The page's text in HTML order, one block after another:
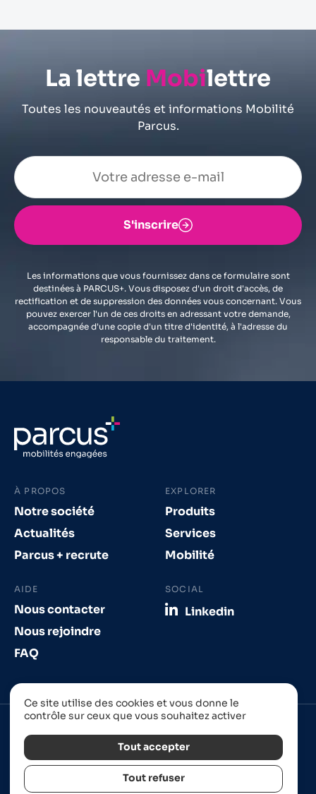
La lettre Mobilettre
Toutes les nouveautés et informations Mobilité
Parcus.
S'inscrire
Les informations que vous fournissez dans ce formulaire sont
destinées à PARCUS+. Vous disposez d'un droit d'accès, de
rectification et de suppression des données vous concernant. Vous
pouvez exercer l'un de ces droits en adressant votre demande,
accompagnée d'une copie d'un titre d'identité, à l'adresse du
responsable du traitement.
À PROPOS
Notre société
Actualités
Parcus + recrute
EXPLORER
Produits
Services
Mobilité
AIDE
Nous contacter
Nous rejoindre
FAQ
SOCIAL
Linkedin
Site réalisé à Strasbourg par
Ce site utilise des cookies et vous donne le
contrôle sur ceux que vous souhaitez activer
Tout accepter
Tout refuser